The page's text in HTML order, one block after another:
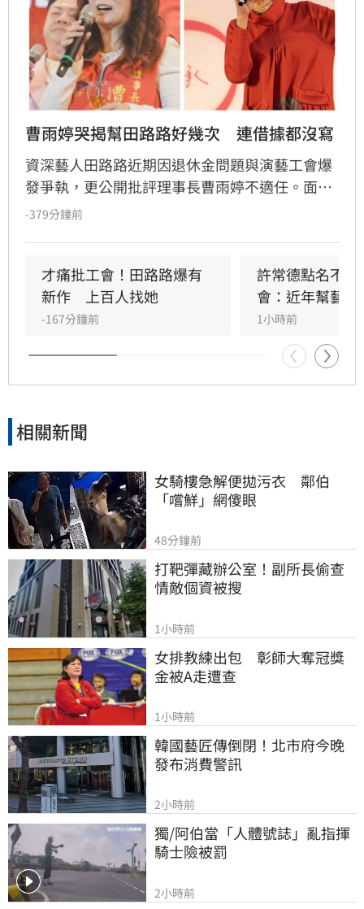
曹雨婷哭揭幫田路路好幾次　連借據都沒寫
資深藝人田路路近期因退休金問題與演藝工會爆
發爭執，更公開批評理事長曹雨婷不適任。面對
指控，曹雨婷日前發布聲明反擊，並在受訪時落
-379分鐘前
才痛批工會！田路路爆有
新作　上百人找她
-167分鐘前
許常德點名不透
會：近年幫藝人
1小時前
相關新聞
女騎樓急解便拋污衣　鄰伯
「嚐鮮」網傻眼
48分鐘前
打靶彈藏辦公室！副所長偷查
情敵個資被搜
1小時前
女排教練出包　彰師大奪冠獎
金被A走遭查
1小時前
韓國藝匠傳倒閉！北市府今晚
發布消費警訊
2小時前
獨/阿伯當「人體號誌」亂指揮
騎士險被罰
2小時前